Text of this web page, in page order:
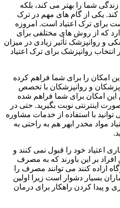
زندگی شما را بهتر می کند، بلکه
یکی از گام های مهم در ترک
برای ترک اعتیاد است. امروزه
که از روش های مختلفی برای
و روانپزشک تأثیر زیادی در میزان
روانپزشک برای ترک اعتیاد
امکان را برای شما فراهم کرده
پزشکان و روانپزشکان با تخصص
این امکان برای شما فراهم شده
اینترنتی نوبت بگیرید. حتی در
با استفاده از خدمات مشاوره
مواد مخدر ابهر هم به راحتی به
اعتیاد خود را قبول نمی کنند و
افراد بر این باورند که به مصرف
اراده کنند می توانند مصرف را
بسیار دشوار است زیرا اولین
و پیدا کردن راهکار برای درمان